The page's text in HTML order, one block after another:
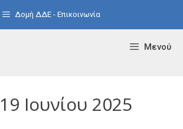
Δομή ΔΔΕ - Επικοινωνία
Μενού
19 Ιουνίου 2025